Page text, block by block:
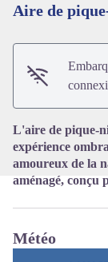
Aire de
L'aire de pique-
expérience
amoureux de la
aménagé, conçu
Météo